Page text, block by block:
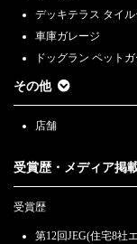
デッキテラス タイ
車庫ガレージ
ドッグラン ペット
その他
店舗
受賞歴・メディア掲
受賞歴
第12回JEG(住宅8社